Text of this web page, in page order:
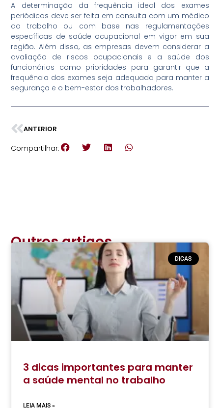
A determinação da frequência ideal dos exames
periódicos deve ser feita em consulta com um médico
do trabalho ou com base nas regulamentações
específicas de saúde ocupacional em vigor em sua
região. Além disso, as empresas devem considerar a
avaliação de riscos ocupacionais e a saúde dos
funcionários como prioridades para garantir que a
frequência dos exames seja adequada para manter a
segurança e o bem-estar dos trabalhadores.
ANTERIOR
Compartilhar:
Outros artigos
relacionados: DICAS
3 dicas importantes para manter
a saúde mental no trabalho
LEIA MAIS »